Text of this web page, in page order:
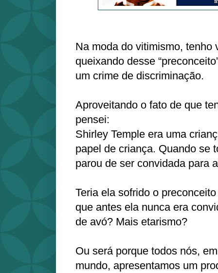
Na moda do vitimismo, tenho
queixando desse
um crime de discriminação.
Aproveitando o fato de que
pensei:
Shirley Temple era uma
papel de criança. Quando se
parou de ser convidada para
Teria ela sofrido o
que antes ela nunca era
de avó? Mais etarismo?
Ou será porque todos nós,
mundo, apresentamos um